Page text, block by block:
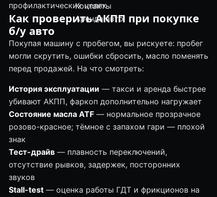
Контакты
Аренда авто
профилактических целях
Как проверить АКПП при покупке
б/у авто
Покупая машину с пробегом, вы рискуете: пробег
могли скрутить, ошибки сбросить, масло поменять
перед продажей. На что смотреть:
История эксплуатации — такси и аренда быстрее
убивают АКПП, фаркоп дополнительно нагружает
Состояние масла ATF— нормальное прозрачное
розово-красное; тёмное с запахом гари — плохой
знак
Тест-драйв— плавность переключений,
отсутствие рывков, задержек, посторонних
звуков
Stall-test— оценка работы ГДТи фрикционов на